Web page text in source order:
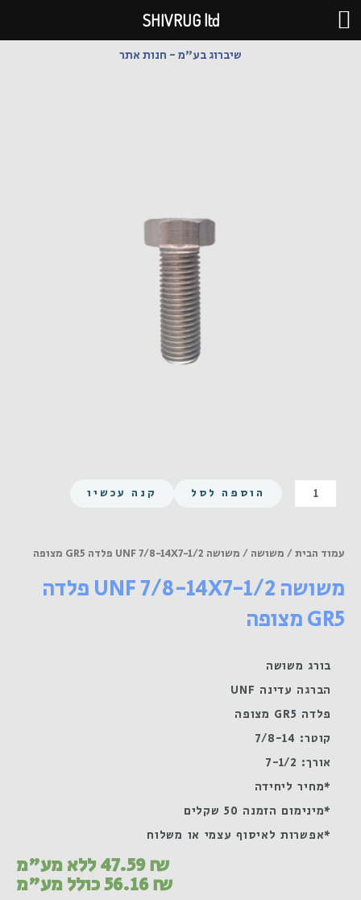
דילוג
לתוכן
שיברוג בע"מ - חנות אתר
כמות
של
14X7-
פלדה
מצופה
הוספה לסל קנה עכשיו
עמוד הבית/ משושה / משושה UNF 7/8-14X7-1/2 פלדה GR5 מצופה
משושה UNF 7/8-14X7-1/2 פלדה
GR5 מצופה
בורג משושה
הברגה עדינה UNF
פלדה GR5 מצופה
קוטר: 7/8-14
אורך: 7-1/2
*מחיר ליחידה
*מינימום הזמנה 50 שקלים
*אפשרות לאיסוף עצמי או משלוח
47.59₪ ללא מע"מ
56.16₪ כולל מע"מ
SHIVRUG ltd